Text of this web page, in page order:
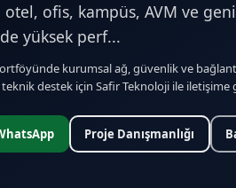
ofis, kampüs, AVM ve
yüksek perf...
kurumsal ağ, güvenlik ve
destek için Safir Teknoloji ile iletişime
Proje Danışmanlığı